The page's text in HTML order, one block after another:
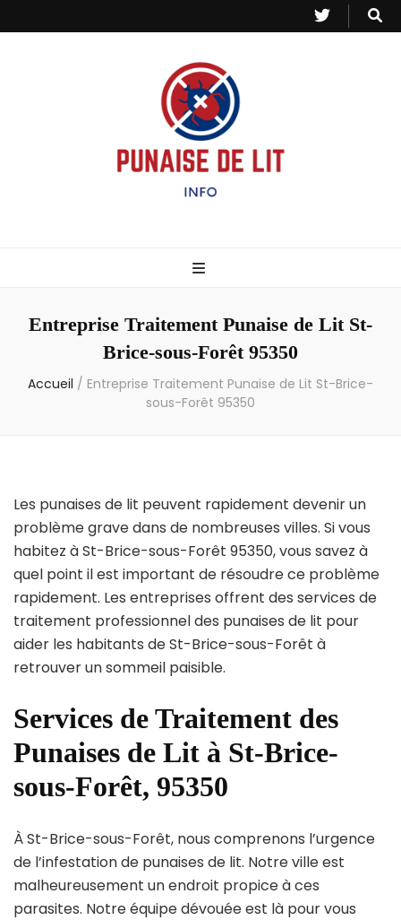
– Info
Entreprise Traitement Punaise de Lit St-
Brice-sous-Forêt 95350
Accueil / Entreprise Traitement Punaise de Lit St-Brice-
sous-Forêt 95350
Les punaises de lit peuvent rapidement devenir un
problème grave dans de nombreuses villes. Si vous
habitez à St-Brice-sous-Forêt 95350, vous savez à
quel point il est important de résoudre ce problème
rapidement. Les entreprises offrent des services de
traitement professionnel des punaises de lit pour
aider les habitants de St-Brice-sous-Forêt à
retrouver un sommeil paisible.
Services de Traitement des
Punaises de Lit à St-Brice-
sous-Forêt, 95350
À St-Brice-sous-Forêt, nous comprenons l’urgence
de l’infestation de punaises de lit. Notre ville est
malheureusement un endroit propice à ces
parasites. Notre équipe dévouée est là pour vous